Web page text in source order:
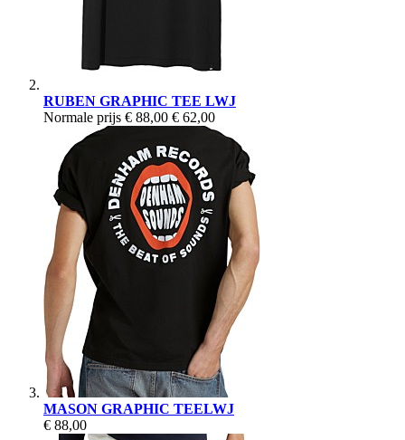
RUBEN GRAPHIC TEE LWJ
Normale prijs € 88,00 € 62,00
MASON GRAPHIC TEELWJ
€ 88,00